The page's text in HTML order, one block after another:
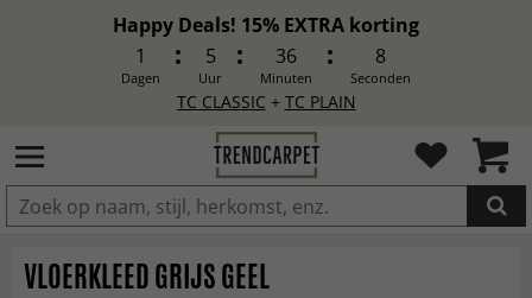
Happy Deals! 15% EXTRA korting
1
Dagen
5
Uur
36
Minuten
6
Seconden
TC CLASSIC + TC PLAIN
IN DE WINKELWAGEN GELEGD
VLOERKLEED GRIJS GEEL